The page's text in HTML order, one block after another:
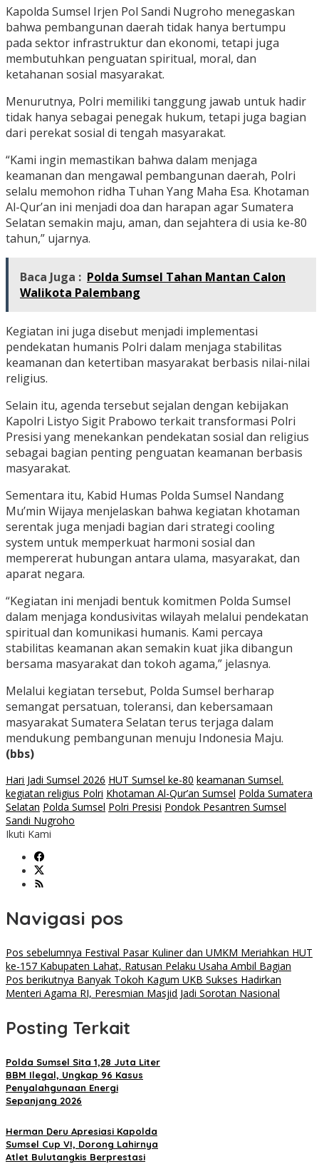
Kapolda Sumsel Irjen Pol Sandi Nugroho menegaskan
bahwa pembangunan daerah tidak hanya bertumpu
pada sektor infrastruktur dan ekonomi, tetapi juga
membutuhkan penguatan spiritual, moral, dan
ketahanan sosial masyarakat.
Menurutnya, Polri memiliki tanggung jawab untuk hadir
tidak hanya sebagai penegak hukum, tetapi juga bagian
dari perekat sosial di tengah masyarakat.
“Kami ingin memastikan bahwa dalam menjaga
keamanan dan mengawal pembangunan daerah, Polri
selalu memohon ridha Tuhan Yang Maha Esa. Khotaman
Al-Qur’an ini menjadi doa dan harapan agar Sumatera
Selatan semakin maju, aman, dan sejahtera di usia ke-80
tahun,” ujarnya.
Baca Juga : Polda Sumsel Tahan Mantan Calon
Walikota Palembang
Kegiatan ini juga disebut menjadi implementasi
pendekatan humanis Polri dalam menjaga stabilitas
keamanan dan ketertiban masyarakat berbasis nilai-nilai
religius.
Selain itu, agenda tersebut sejalan dengan kebijakan
Kapolri Listyo Sigit Prabowo terkait transformasi Polri
Presisi yang menekankan pendekatan sosial dan religius
sebagai bagian penting penguatan keamanan berbasis
masyarakat.
Sementara itu, Kabid Humas Polda Sumsel Nandang
Mu’min Wijaya menjelaskan bahwa kegiatan khotaman
serentak juga menjadi bagian dari strategi cooling
system untuk memperkuat harmoni sosial dan
mempererat hubungan antara ulama, masyarakat, dan
aparat negara.
“Kegiatan ini menjadi bentuk komitmen Polda Sumsel
dalam menjaga kondusivitas wilayah melalui pendekatan
spiritual dan komunikasi humanis. Kami percaya
stabilitas keamanan akan semakin kuat jika dibangun
bersama masyarakat dan tokoh agama,” jelasnya.
Melalui kegiatan tersebut, Polda Sumsel berharap
semangat persatuan, toleransi, dan kebersamaan
masyarakat Sumatera Selatan terus terjaga dalam
mendukung pembangunan menuju Indonesia Maju.
(bbs)
Hari Jadi Sumsel 2026 HUT Sumsel ke-80 keamanan Sumsel.
kegiatan religius Polri Khotaman Al-Qur’an Sumsel Polda Sumatera
Selatan Polda Sumsel Polri Presisi Pondok Pesantren Sumsel
Sandi Nugroho
Ikuti Kami
Navigasi pos
Pos sebelumnya Festival Pasar Kuliner dan UMKM Meriahkan HUT
ke-157 Kabupaten Lahat, Ratusan Pelaku Usaha Ambil Bagian
Pos berikutnya Banyak Tokoh Kagum UKB Sukses Hadirkan
Menteri Agama RI, Peresmian Masjid Jadi Sorotan Nasional
Posting Terkait
Polda Sumsel Sita 1,28 Juta Liter
BBM Ilegal, Ungkap 96 Kasus
Penyalahgunaan Energi
Sepanjang 2026
Herman Deru Apresiasi Kapolda
Sumsel Cup VI, Dorong Lahirnya
Atlet Bulutangkis Berprestasi